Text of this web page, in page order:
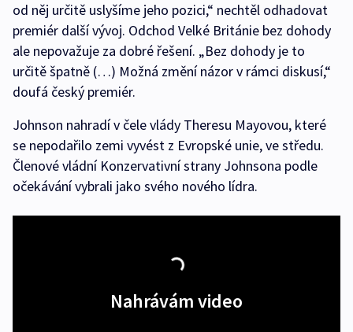
od něj určitě uslyšíme jeho pozici,“ nechtěl odhadovat
premiér další vývoj. Odchod Velké Británie bez dohody
ale nepovažuje za dobré řešení. „Bez dohody je to
určitě špatně (…) Možná změní názor v rámci diskusí,“
doufá český premiér.
Johnson nahradí v čele vlády Theresu Mayovou, které
se nepodařilo zemi vyvést z Evropské unie, ve středu.
Členové vládní Konzervativní strany Johnsona podle
očekávání vybrali jako svého nového lídra.
Nahrávám video